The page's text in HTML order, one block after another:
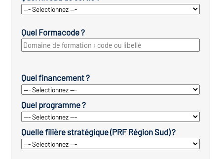
Quel Formacode ?
Quel financement ?
Quel programme ?
Quelle filière stratégique (PRF Région Sud) ?